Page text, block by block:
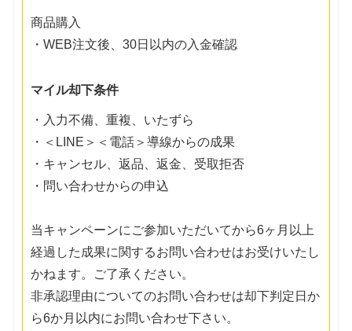
商品購入
・WEB注文後、30日以内の入金確認
マイル却下条件
・入力不備、重複、いたずら
・＜LINE＞＜電話＞導線からの成果
・キャンセル、返品、返金、受取拒否
・問い合わせからの申込
当キャンペーンにご参加いただいてから6ヶ月以上
経過した成果に関するお問い合わせはお受けいたし
かねます。ご了承ください。
非承認理由についてのお問い合わせは却下判定日か
ら6か月以内にお問い合わせ下さい。